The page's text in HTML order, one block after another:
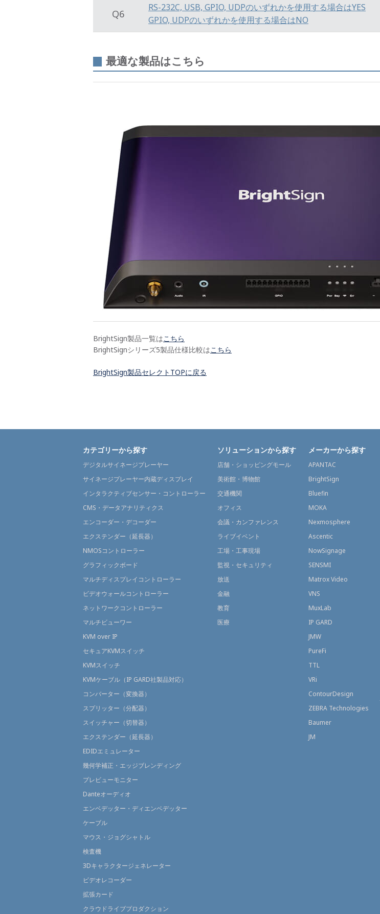
Q6
RS-232C, USB, GPIO, UDPのいずれかを使用する場合はYES
GPIO, UDPのいずれかを使用する場合はNO
最適な製品はこちら
BrightSign製品一覧はこちら
BrightSignシリーズ5製品仕様比較はこちら
BrightSign製品セレクトTOPに戻る
カテゴリーから探す
デジタルサイネージプレーヤー
サイネージプレーヤー内蔵ディスプレイ
インタラクティブセンサー・コントローラー
CMS・データアナリティクス
エンコーダー・デコーダー
エクステンダー（延長器）
NMOSコントローラー
グラフィックボード
マルチディスプレイコントローラー
ビデオウォールコントローラー
ネットワークコントローラー
マルチビューワー
KVM over IP
セキュアKVMスイッチ
KVMスイッチ
KVMケーブル（IP GARD社製品対応）
コンバーター（変換器）
スプリッター（分配器）
スイッチャー（切替器）
エクステンダー（延長器）
EDIDエミュレーター
幾何学補正・エッジブレンディング
プレビューモニター
Danteオーディオ
エンベデッター・ディエンベデッター
ケーブル
マウス・ジョグシャトル
検査機
3Dキャラクタージェネレーター
ビデオレコーダー
拡張カード
クラウドライブプロダクション
ソリューションから探す
店舗・ショッピングモール
美術館・博物館
交通機関
オフィス
会議・カンファレンス
ライブイベント
工場・工事現場
監視・セキュリティ
放送
金融
教育
医療
メーカーから探す
APANTAC
BrightSign
Bluefin
MOKA
Nexmosphere
Ascentic
NowSignage
SENSMI
Matrox Video
VNS
MuxLab
IP GARD
JMW
PureFi
TTL
VRi
ContourDesign
ZEBRA Technologies
Baumer
JM